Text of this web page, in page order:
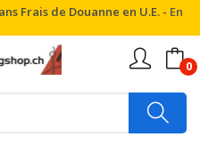
Frais de Douanne en U.E. - En
0